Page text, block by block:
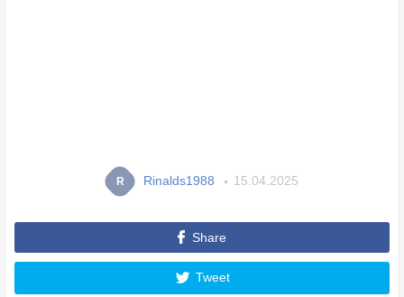
R Rinalds1988 15.04.2025
Share
Tweet